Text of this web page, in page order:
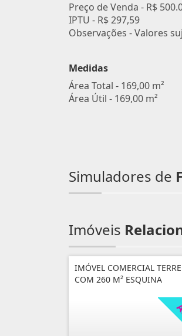
Preço de Venda - R$
IPTU - R$ 297,59
Observações - Valores
Medidas
Área Total - 169,00 m²
Área Útil - 169,00 m²
Simuladores de
Imóveis
IMÓVEL COMERCIAL
COM 260 M² ESQUINA